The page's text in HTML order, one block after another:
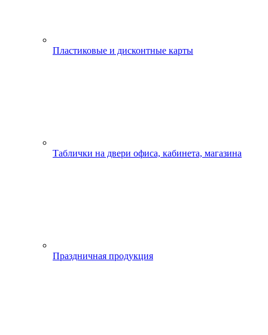
Пластиковые и дисконтные карты
Таблички на двери офиса, кабинета, магазина
Праздничная продукция